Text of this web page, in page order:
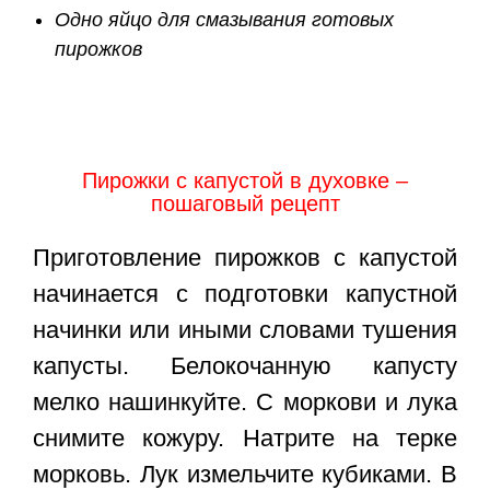
Одно яйцо для смазывания готовых
пирожков
Пирожки с капустой в духовке –
пошаговый рецепт
Приготовление пирожков с капустой
начинается с подготовки капустной
начинки или иными словами тушения
капусты. Белокочанную капусту
мелко нашинкуйте. С моркови и лука
снимите кожуру. Натрите на терке
морковь. Лук измельчите кубиками. В